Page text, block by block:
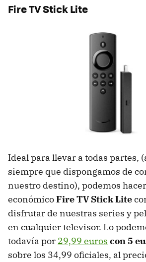
Fire TV Stick Lite
Ideal para llevar a todas partes,
siempre que dispongamos de
nuestro destino), podemos
económicoFire TV Stick Lite
disfrutar de nuestras series y
en cualquier televisor. Lo
todavía por 29,99 euros con 5
sobre los 34,99 oficiales, al